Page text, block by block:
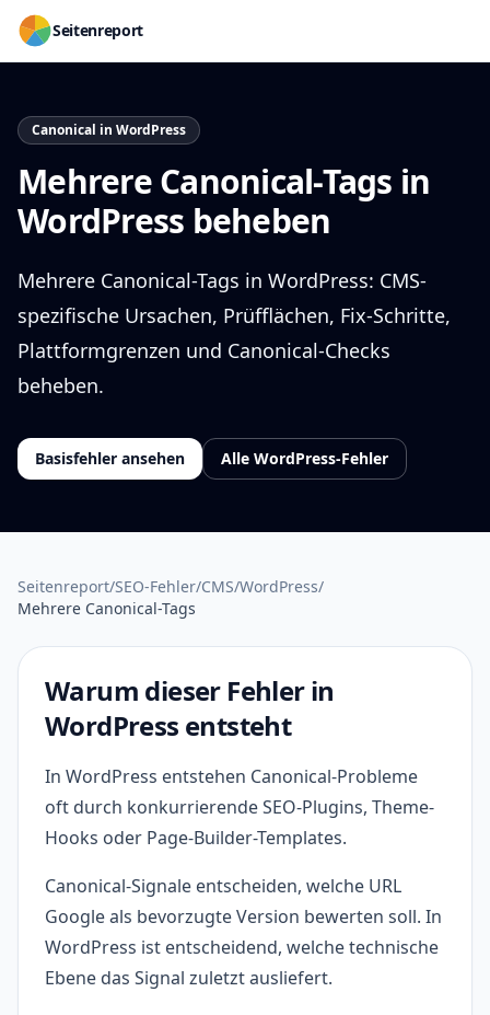
Seitenreport
Canonical in WordPress
Mehrere Canonical-Tags in
WordPress beheben
Mehrere Canonical-Tags in WordPress: CMS-
spezifische Ursachen, Prüfflächen, Fix-Schritte,
Plattformgrenzen und Canonical-Checks
beheben.
Basisfehler ansehen Alle WordPress-Fehler
Seitenreport/SEO-Fehler/CMS/WordPress/
Mehrere Canonical-Tags
Warum dieser Fehler in
WordPress entsteht
In WordPress entstehen Canonical-Probleme
oft durch konkurrierende SEO-Plugins, Theme-
Hooks oder Page-Builder-Templates.
Canonical-Signale entscheiden, welche URL
Google als bevorzugte Version bewerten soll. In
WordPress ist entscheidend, welche technische
Ebene das Signal zuletzt ausliefert.